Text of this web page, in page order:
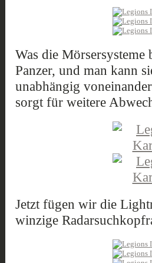
Was die
Panzer, und man kann
unabhängig
sorgt für weitere
Jetzt fügen wir die
winzige